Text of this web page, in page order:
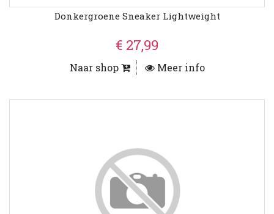
Donkergroene Sneaker Lightweight
€ 27,99
Naar shop Meer info